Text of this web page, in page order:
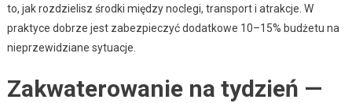
to, jak rozdzielisz środki między noclegi, transport i atrakcje. W
praktyce dobrze jest zabezpieczyć dodatkowe 10–15% budżetu na
nieprzewidziane sytuacje.
Zakwaterowanie na tydzień —